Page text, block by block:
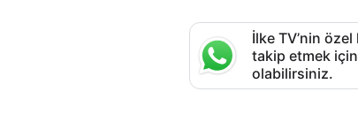
İlke TV’nin
takip etmek
olabilirsiniz.